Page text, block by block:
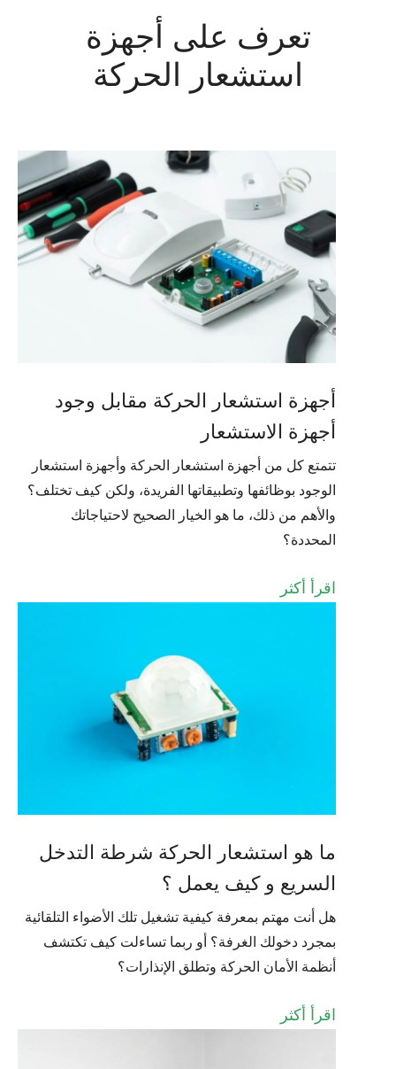
تعرف على أجهزة
استشعار الحركة
أجهزة استشعار الحركة مقابل وجود
أجهزة الاستشعار
تتمتع كل من أجهزة استشعار الحركة وأجهزة استشعار
الوجود بوظائفها وتطبيقاتها الفريدة، ولكن كيف تختلف؟
والأهم من ذلك، ما هو الخيار الصحيح لاحتياجاتك
المحددة؟
اقرأ أكثر
ما هو استشعار الحركة شرطة التدخل
السريع و كيف يعمل ؟
هل أنت مهتم بمعرفة كيفية تشغيل تلك الأضواء التلقائية
بمجرد دخولك الغرفة؟ أو ربما تساءلت كيف تكتشف
أنظمة الأمان الحركة وتطلق الإنذارات؟
اقرأ أكثر